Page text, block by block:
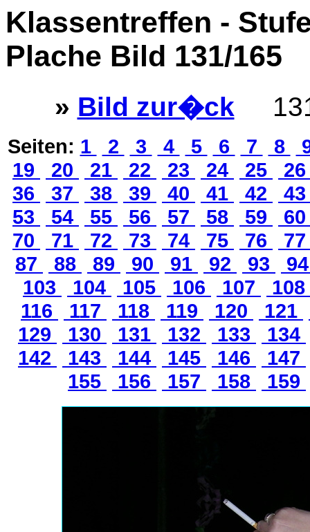
Klassentreffen -
Plache Bild 131/165
» Bild zur�ck
Seiten: 1 2 3 4 5 6 7 8
19
20 21 22 23 24 25
36
37 38 39 40 41 42
53
54 55 56 57 58 59
70
71 72 73 74 75 76
87
88 89 90 91 92 93
103
104 105 106 107
108
116
117 118 119 120 121
129
130 131 132 133
134
142
143 144 145 146
147
155
156 157 158 159